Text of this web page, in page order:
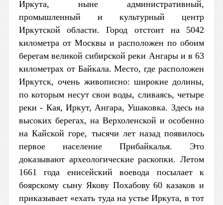
Иркута, ныне административный,
промышленный и культурный центр
Иркутской области. Город отстоит на 5042
километра от Москвы и расположен по обоим
берегам великой сибирской реки Ангары и в 63
километрах от Байкала. Место, где расположен
Иркутск, очень живописно: широкие долины,
по которым несут свои воды, сливаясь, четыре
реки - Кая, Иркут, Ангара, Ушаковка. Здесь на
высоких берегах, на Верхоленской и особенно
на Кайской горе, тысячи лет назад появилось
первое население Прибайкалья. Это
доказывают археологические раскопки. Летом
1661 года енисейский воевода посылает к
боярскому сыну Якову Похабову 60 казаков и
приказывает «ехать туда на устье Иркута, в тот